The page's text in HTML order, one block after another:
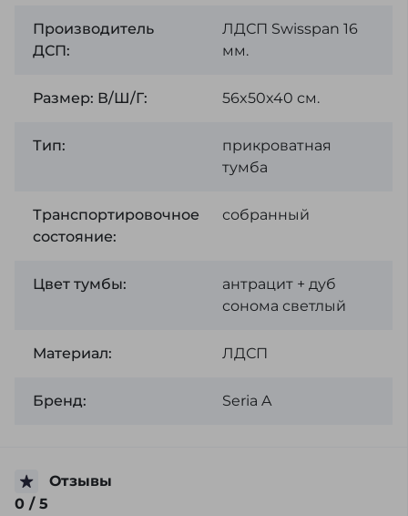
Производитель
ДСП:
ЛДСП Swisspan 16
мм.
Размер: В/Ш/Г: 56x50x40 см.
Тип:
прикроватная
тумба
Транспортировочное
состояние:
собранный
Цвет тумбы:
антрацит + дуб
сонома светлый
Материал: ЛДСП
Бренд: Seria A
Отзывы
0 / 5